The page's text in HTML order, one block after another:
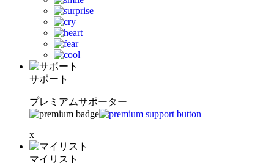
サポート
プレミアムサポーター
x
マイリスト